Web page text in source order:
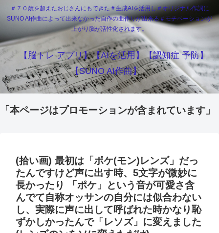
＃７０歳を超えたおじさんにもできた＃生成AIを活用し＃オリジナル作詞に
SUNO AI作曲によって出来なかった自作の曲作りが出来る＃モチベーションが
上がり脳が活性化されます。
【脳トレ アプリ】【AIを活用】【認知症 予防】
【SUNO AI作曲】
「本ページはプロモーションが含まれています」
(拾い画) 最初は「ポケ(モン)レンズ」だっ
たんですけど声に出す時、5文字が微妙に
長かったり 「ポケ」という音が可愛さ含
んでて自称オッサンの自分には似合わない
し、実際に声に出して呼ばれた時かなり恥
ずかしかったんで「レソズ」に変えました